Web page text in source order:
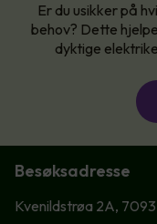
Er du usikker på
behov? Dette
dyktige
Besøksadresse
Kvenildstrøa 2A,